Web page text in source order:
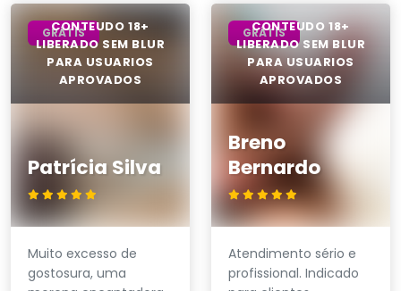
Patrícia Silva
GRÁTIS
Muito excesso de
gostosura, uma
Breno
Bernardo
GRÁTIS
Atendimento sério e
profissional. Indicado